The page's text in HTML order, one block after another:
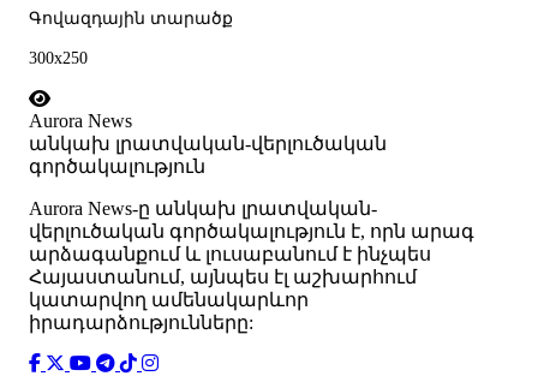
Գովազդային տարածք
300x250
Aurora News
անկախ լրատվական-վերլուծական
գործակալություն
Аurora News-ը անկախ լրատվական-
վերլուծական գործակալություն է, որն արագ
արձագանքում և լուսաբանում է ինչպես
Հայաստանում, այնպես էլ աշխարհում
կատարվող ամենակարևոր
իրադարձությունները: